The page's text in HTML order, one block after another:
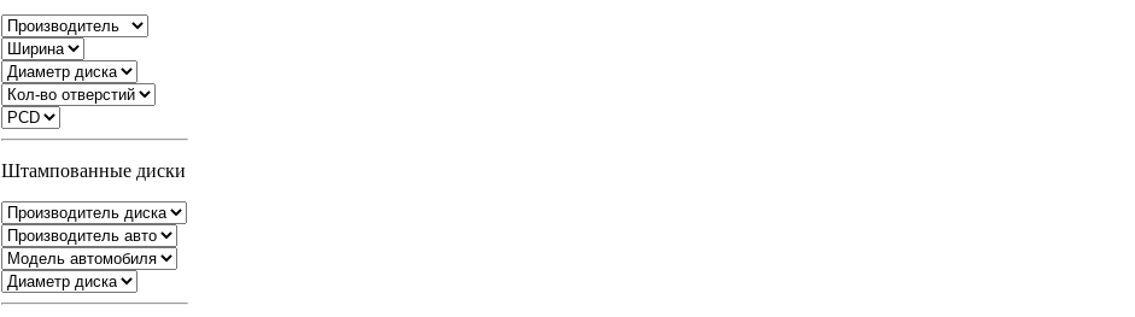
Штампованные диски